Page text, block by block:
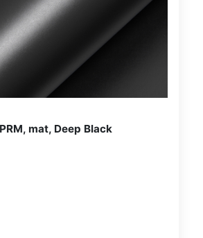
mat, Deep Black